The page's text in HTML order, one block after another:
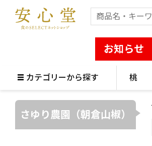
お知らせ
カテゴリーから探す 桃
さゆり農園（朝倉山椒）